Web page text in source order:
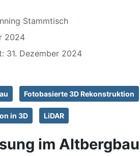
Stammtisch
2024
31. Dezember 2024
Fotobasierte 3D Rekonstruktion
in 3D LiDAR
im